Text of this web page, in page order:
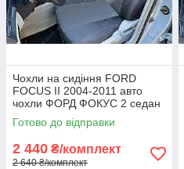
Чохли на сидіння FORD
FOCUS II 2004-2011 авто
чохли ФОРД ФОКУС 2 седан
хетчбек універсал
Готово до відправки
2 440 ₴/комплект
2 640 ₴/комплект